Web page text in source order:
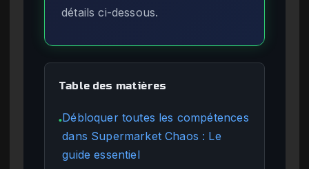
détails ci-dessous.
Table des matières
●Débloquer toutes les compétences
dans Supermarket Chaos : Le
guide essentiel